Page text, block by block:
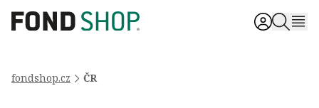
fondshop.cz ČR